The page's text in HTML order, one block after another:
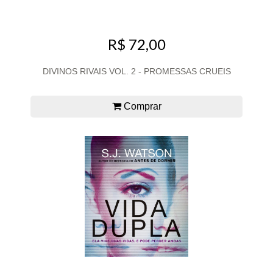
R$ 72,00
DIVINOS RIVAIS VOL. 2 - PROMESSAS CRUEIS
Comprar